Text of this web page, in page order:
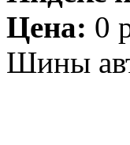
Цена: 0
Шины